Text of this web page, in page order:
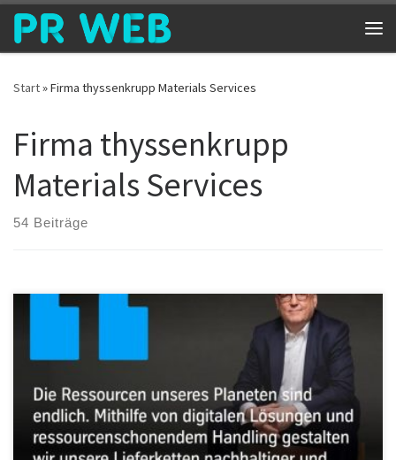
Zum Inhalt springen
Start»Firma thyssenkrupp Materials Services
Firma thyssenkrupp
Materials Services
54 Beiträge
Die Ressourcen unserer Erde sind endlich. Der jährliche
Erdüberlastungstag (Earth Overshoot Day) markiert das Datum, an
dem wir alle verfügbaren Mittel des Jahres aufgebraucht haben. Er
fällt dieses Jahr auf den 2. August. Als Emissionstreiber trägt die
Industrie vor diesem Hintergrund eine besondere Verantwortung.
Martin Stillger, CEO von thyssenkrupp Materials […]